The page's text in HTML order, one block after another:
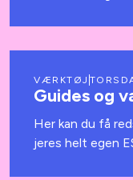
VÆRKTØJ
Guides og
Her kan du få
jeres helt egen